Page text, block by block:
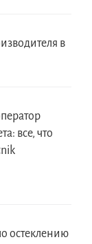
в
все, что
остеклению